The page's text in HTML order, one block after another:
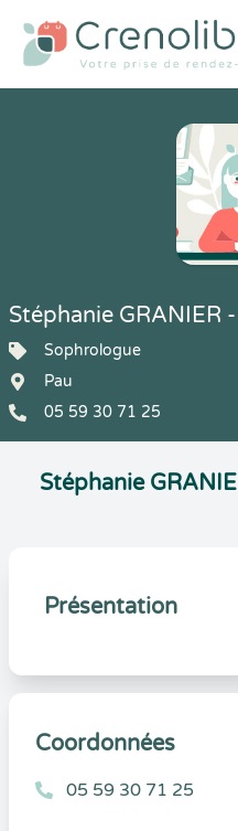
Stéphanie GRANIER
Sophrologue
Pau
05 59 30 71 25
Stéphanie
Présentation
Coordonnées
05 59 30 71 25